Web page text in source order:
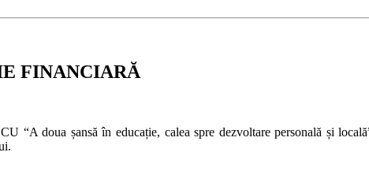
FINANCIARĂ
doua șansă în educație, calea spre dezvoltare personală și